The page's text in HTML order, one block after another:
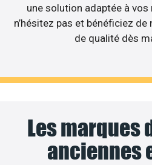
une solution adaptée à
n’hésitez pas et bénéficiez
de qualité dès
Les marques
anciennes